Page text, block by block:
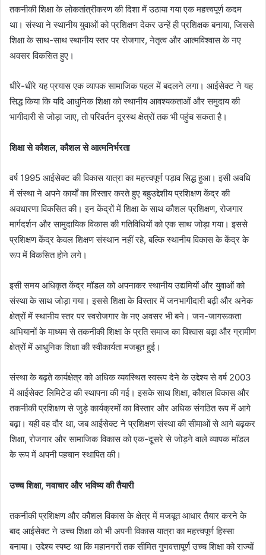
तकनीकी शिक्षा के लोकतांत्रीकरण की दिशा में उठाया गया एक महत्त्वपूर्ण कदम
था। संस्था ने स्थानीय युवाओं को प्रशिक्षण देकर उन्हें ही प्रशिक्षक बनाया, जिससे
शिक्षा के साथ-साथ स्थानीय स्तर पर रोजगार, नेतृत्व और आत्मविश्वास के नए
अवसर विकसित हुए।
धीरे-धीरे यह प्रयास एक व्यापक सामाजिक पहल में बदलने लगा। आईसेक्ट ने यह
सिद्ध किया कि यदि आधुनिक शिक्षा को स्थानीय आवश्यकताओं और समुदाय की
भागीदारी से जोड़ा जाए, तो परिवर्तन दूरस्थ क्षेत्रों तक भी पहुंच सकता है।
शिक्षा से कौशल, कौशल से आत्मनिर्भरता
वर्ष 1995 आईसेक्ट की विकास यात्रा का महत्त्वपूर्ण पड़ाव सिद्ध हुआ। इसी अवधि
में संस्था ने अपने कार्यों का विस्तार करते हुए बहुउद्देशीय प्रशिक्षण केंद्र की
अवधारणा विकसित की। इन केंद्रों में शिक्षा के साथ कौशल प्रशिक्षण, रोजगार
मार्गदर्शन और सामुदायिक विकास की गतिविधियों को एक साथ जोड़ा गया। इससे
प्रशिक्षण केंद्र केवल शिक्षण संस्थान नहीं रहे, बल्कि स्थानीय विकास के केंद्र के
रूप में विकसित होने लगे।
इसी समय अधिकृत केंद्र मॉडल को अपनाकर स्थानीय उद्यमियों और युवाओं को
संस्था के साथ जोड़ा गया। इससे शिक्षा के विस्तार में जनभागीदारी बढ़ी और अनेक
क्षेत्रों में स्थानीय स्तर पर स्वरोजगार के नए अवसर भी बने। जन-जागरूकता
अभियानों के माध्यम से तकनीकी शिक्षा के प्रति समाज का विश्वास बढ़ा और ग्रामीण
क्षेत्रों में आधुनिक शिक्षा की स्वीकार्यता मजबूत हुई।
संस्था के बढ़ते कार्यक्षेत्र को अधिक व्यवस्थित स्वरूप देने के उद्देश्य से वर्ष 2003
में आईसेक्ट लिमिटेड की स्थापना की गई। इसके साथ शिक्षा, कौशल विकास और
तकनीकी प्रशिक्षण से जुड़े कार्यक्रमों का विस्तार और अधिक संगठित रूप में आगे
बढ़ा। यही वह दौर था, जब आईसेक्ट ने प्रशिक्षण संस्था की सीमाओं से आगे बढ़कर
शिक्षा, रोजगार और सामाजिक विकास को एक-दूसरे से जोड़ने वाले व्यापक मॉडल
के रूप में अपनी पहचान स्थापित की।
उच्च शिक्षा, नवाचार और भविष्य की तैयारी
तकनीकी प्रशिक्षण और कौशल विकास के क्षेत्र में मजबूत आधार तैयार करने के
बाद आईसेक्ट ने उच्च शिक्षा को भी अपनी विकास यात्रा का महत्त्वपूर्ण हिस्सा
बनाया। उद्देश्य स्पष्ट था कि महानगरों तक सीमित गुणवत्तापूर्ण उच्च शिक्षा को राज्यों